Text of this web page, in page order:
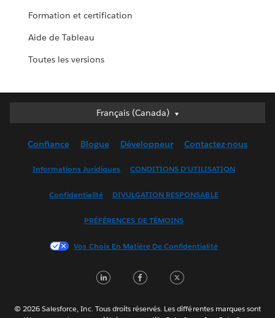
Formation et certification
Aide de Tableau
Toutes les versions
Français (Canada)
Français (Canada)
English (UK)
Français (France)
한국어
Português
Confiance Blogue Développeur Contactez-nous
Informations Juridiques CONDITIONS D’UTILISATION
Confidentialité DIVULGATION RESPONSABLE
PRÉFÉRENCES DE TÉMOINS
Vos Choix En Matière De Confidentialité
LinkedInFacebook
© 2026 Salesforce, Inc. Tous droits réservés. Les différentes marques sont